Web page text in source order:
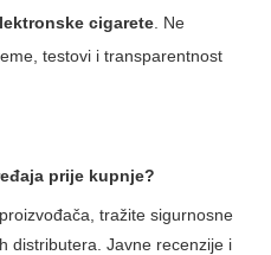
cigarete . Ne
testovi i transparentnost
prije kupnje?
tražite sigurnosne
distributera. Javne recenzije i